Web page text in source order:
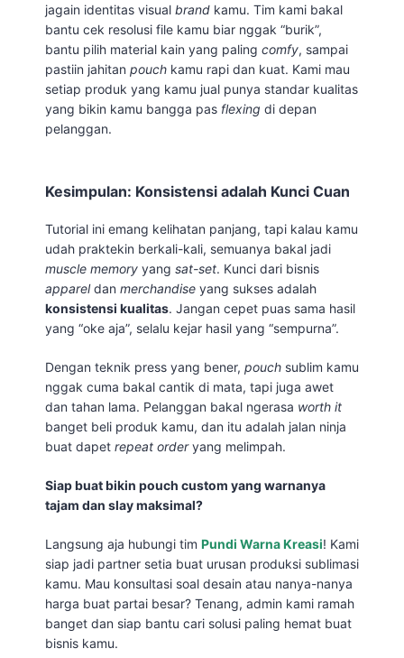
jagain identitas visual brand kamu. Tim kami bakal
bantu cek resolusi file kamu biar nggak “burik”,
bantu pilih material kain yang paling comfy, sampai
pastiin jahitan pouch kamu rapi dan kuat. Kami mau
setiap produk yang kamu jual punya standar kualitas
yang bikin kamu bangga pas flexing di depan
pelanggan.
Kesimpulan: Konsistensi adalah Kunci Cuan
Tutorial ini emang kelihatan panjang, tapi kalau kamu
udah praktekin berkali-kali, semuanya bakal jadi
muscle memory yang sat-set. Kunci dari bisnis
appareldan merchandise yang sukses adalah
konsistensi kualitas. Jangan cepet puas sama hasil
yang “oke aja”, selalu kejar hasil yang “sempurna”.
Dengan teknik press yang bener, pouch sublim kamu
nggak cuma bakal cantik di mata, tapi juga awet
dan tahan lama. Pelanggan bakal ngerasa worth it
banget beli produk kamu, dan itu adalah jalan ninja
buat dapet repeat orderyang melimpah.
Siap buat bikin pouch custom yang warnanya
tajam dan slay maksimal?
Langsung aja hubungi tim Pundi Warna Kreasi! Kami
siap jadi partner setia buat urusan produksi sublimasi
kamu. Mau konsultasi soal desain atau nanya-nanya
harga buat partai besar? Tenang, admin kami ramah
banget dan siap bantu cari solusi paling hemat buat
bisnis kamu.